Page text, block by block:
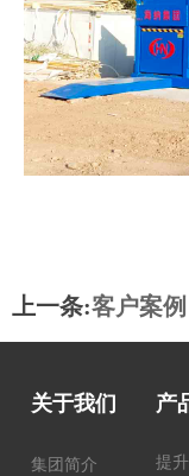
上一条:客户案例
关于我们
集团简介
产
提